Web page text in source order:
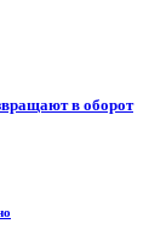
в оборот